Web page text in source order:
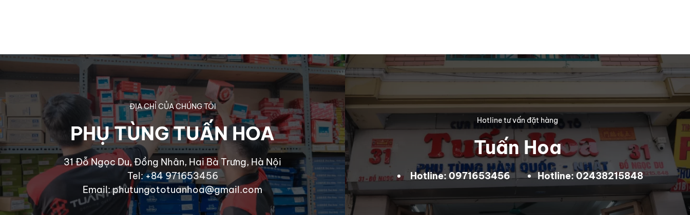
ĐỊA CHỈ CỦA CHÚNG TÔI
PHỤ TÙNG TUẤN HOA
31 Đỗ Ngọc Du, Đồng Nhân, Hai Bà Trưng, Hà Nội
Tel: +84 971653456
Email: phutungototuanhoa@gmail.com
Hotline tư vấn đặt hàng
Tuấn Hoa
Hotline: 0971653456 Hotline: 02438215848